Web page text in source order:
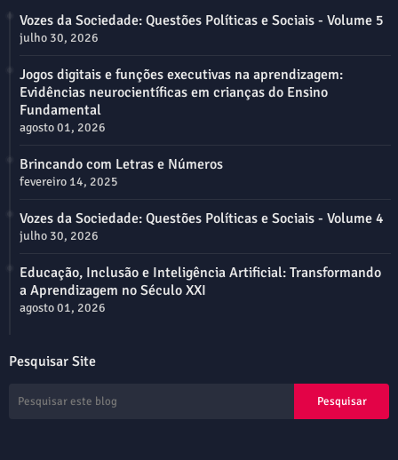
Vozes da Sociedade: Questões Políticas e Sociais - Volume 5
julho 30, 2026
Jogos digitais e funções executivas na aprendizagem:
Evidências neurocientíficas em crianças do Ensino
Fundamental
agosto 01, 2026
Brincando com Letras e Números
fevereiro 14, 2025
Vozes da Sociedade: Questões Políticas e Sociais - Volume 4
julho 30, 2026
Educação, Inclusão e Inteligência Artificial: Transformando
a Aprendizagem no Século XXI
agosto 01, 2026
Pesquisar Site